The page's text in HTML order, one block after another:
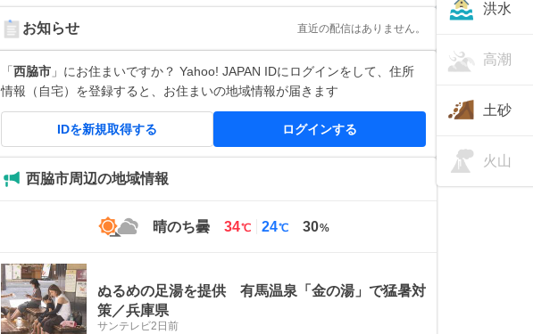
お知らせ 直近の配信はありません。
「西脇市 」にお住まいですか？ Yahoo! JAPAN IDにログインをして、住所
情報（自宅）を登録すると、お住まいの地域情報が届きます
IDを新規取得する ログインする
西脇市周辺の地域情報
晴のち曇
最
34℃
最
24℃ 30%
ぬるめの足湯を提供 有馬温泉「金の湯」で猛暑対
策／兵庫県
サンテレビ2日前
洪水
高潮
土砂
火山